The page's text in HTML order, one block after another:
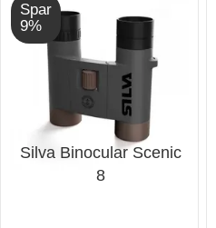
Spar
9%
Silva Binocular Scenic
8